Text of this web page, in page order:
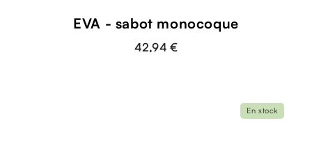
EVA - sabot monocoque
42,94 €
En stock